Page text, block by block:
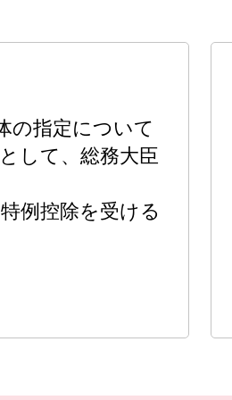
の指定について
して、総務大臣
例控除を受ける